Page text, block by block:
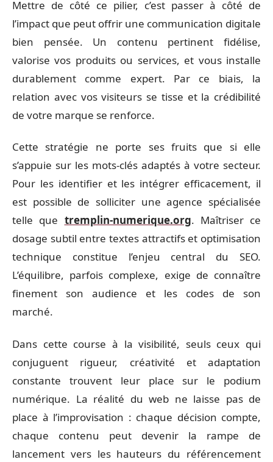
Mettre de côté ce pilier, c’est passer à côté de
l’impact que peut offrir une communication digitale
bien pensée. Un contenu pertinent fidélise,
valorise vos produits ou services, et vous installe
durablement comme expert. Par ce biais, la
relation avec vos visiteurs se tisse et la crédibilité
de votre marque se renforce.
Cette stratégie ne porte ses fruits que si elle
s’appuie sur les mots-clés adaptés à votre secteur.
Pour les identifier et les intégrer efficacement, il
est possible de solliciter une agence spécialisée
telle que tremplin-numerique.org. Maîtriser ce
dosage subtil entre textes attractifs et optimisation
technique constitue l’enjeu central du SEO.
L’équilibre, parfois complexe, exige de connaître
finement son audience et les codes de son
marché.
Dans cette course à la visibilité, seuls ceux qui
conjuguent rigueur, créativité et adaptation
constante trouvent leur place sur le podium
numérique. La réalité du web ne laisse pas de
place à l’improvisation : chaque décision compte,
chaque contenu peut devenir la rampe de
lancement vers les hauteurs du référencement